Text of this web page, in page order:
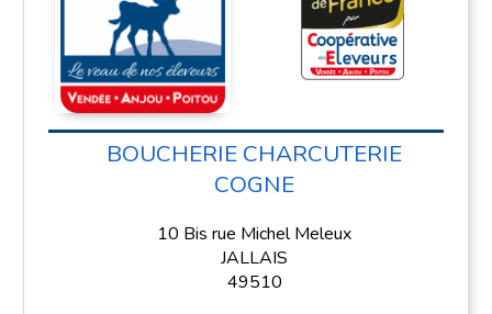
BOUCHERIE CHARCUTERIE
COGNE
10 Bis rue Michel Meleux
JALLAIS
49510